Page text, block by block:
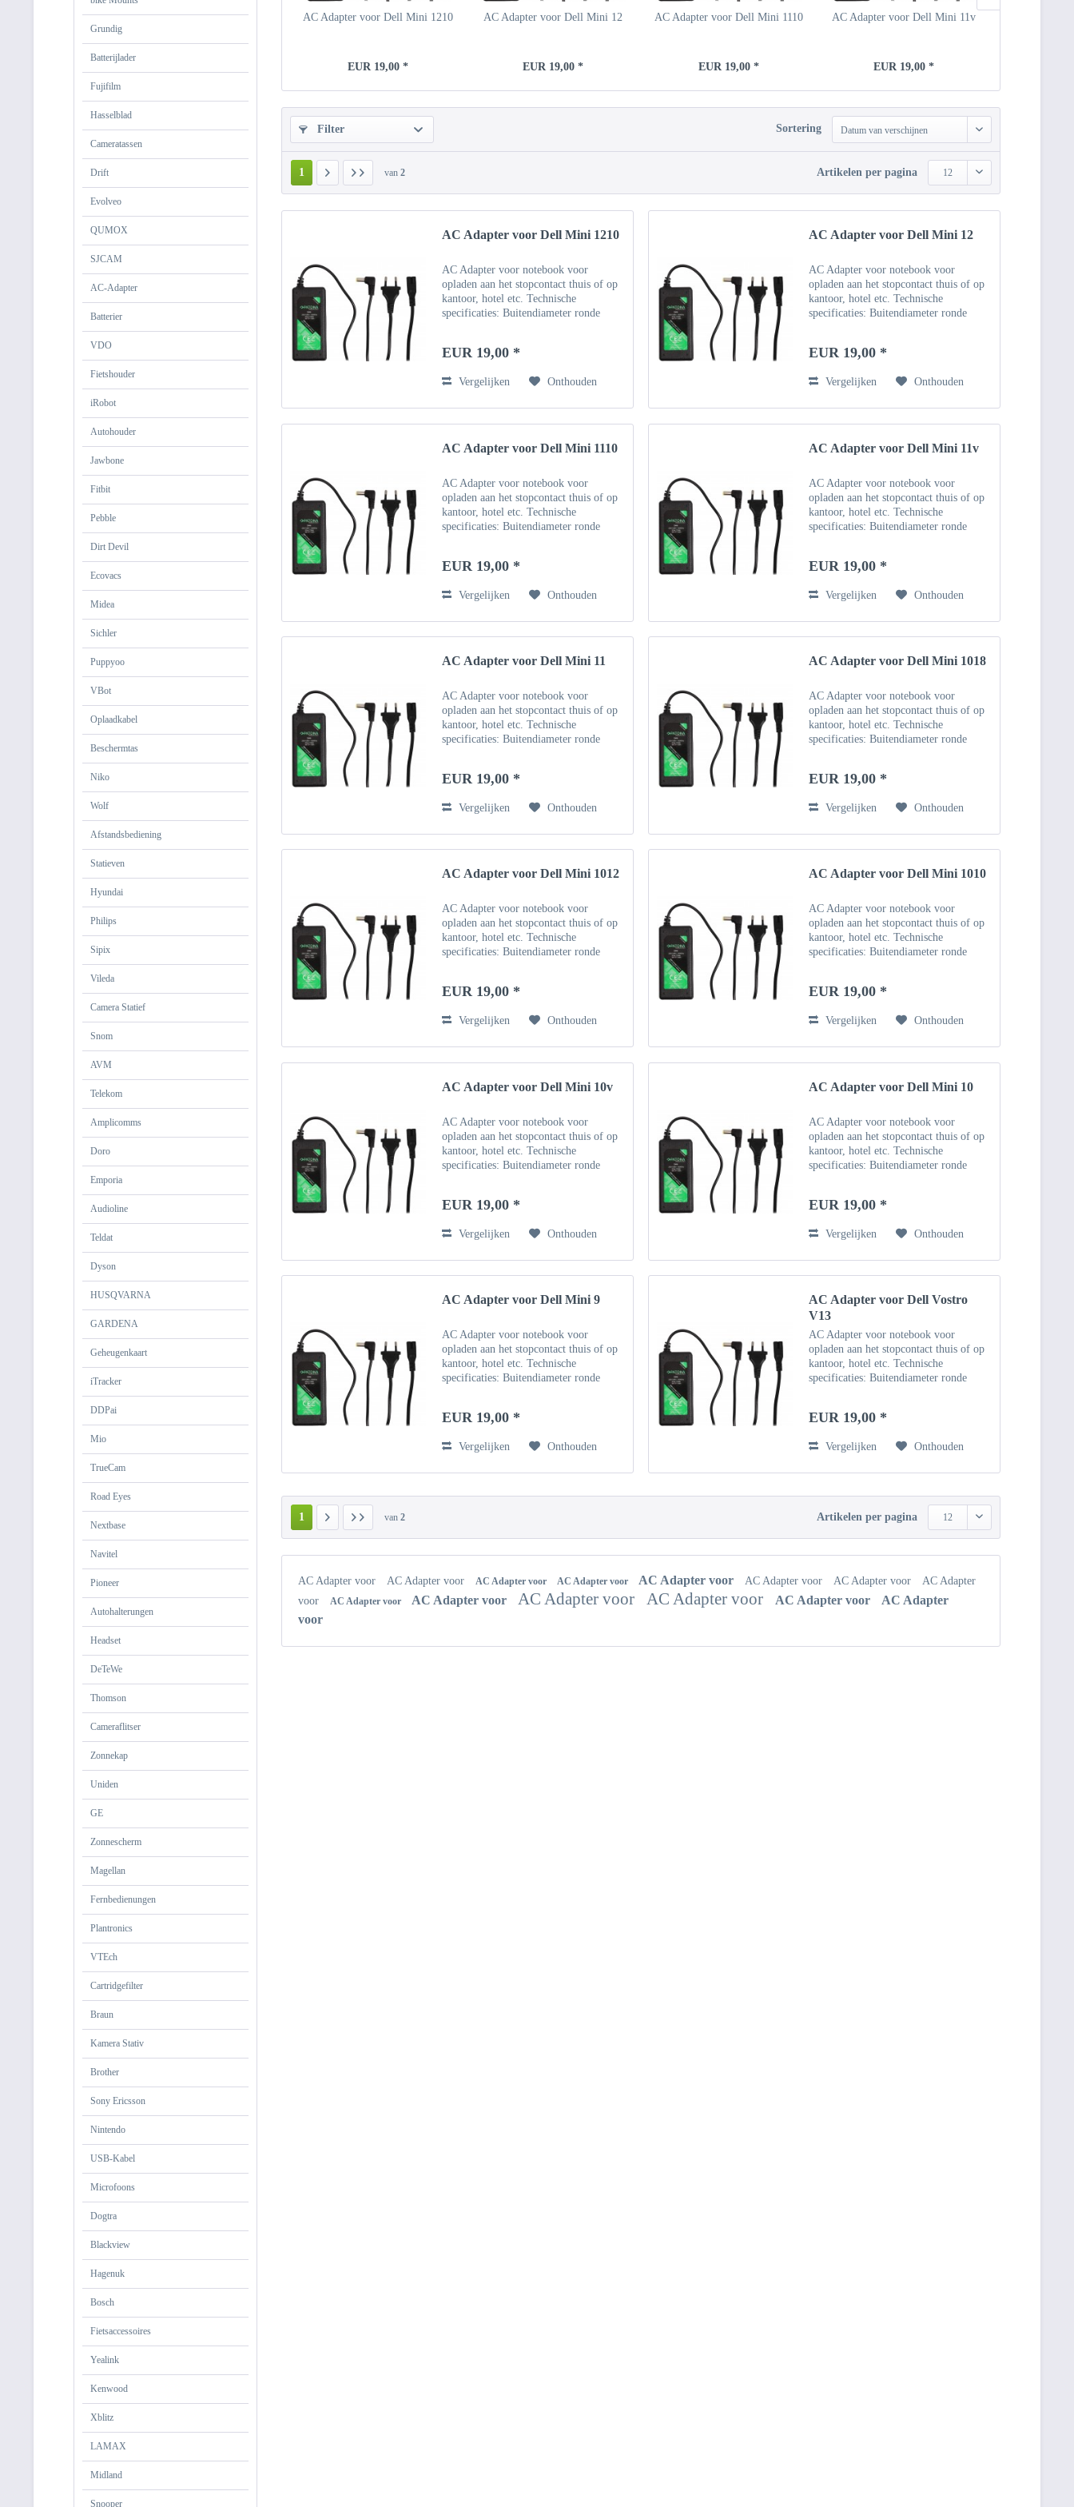
Grundig
Batterijlader
Fujifilm
Hasselblad
Cameratassen
Drift
Evolveo
QUMOX
SJCAM
AC-Adapter
Batterier
VDO
Fietshouder
iRobot
Autohouder
Jawbone
Fitbit
Pebble
Dirt Devil
Ecovacs
Midea
Sichler
Puppyoo
VBot
Oplaadkabel
Beschermtas
Niko
Wolf
Afstandsbediening
Statieven
Hyundai
Philips
Sipix
Vileda
Camera Statief
Snom
AVM
Telekom
Amplicomms
Doro
Emporia
Audioline
Teldat
Dyson
HUSQVARNA
GARDENA
Geheugenkaart
iTracker
DDPai
Mio
TrueCam
Road Eyes
Nextbase
Navitel
Pioneer
Autohalterungen
Headset
DeTeWe
Thomson
Cameraflitser
Zonnekap
Uniden
GE
Zonnescherm
Magellan
Fernbedienungen
Plantronics
VTEch
Cartridgefilter
Braun
Kamera Stativ
Brother
Sony Ericsson
Nintendo
USB-Kabel
Microfoons
Dogtra
Blackview
Hagenuk
Bosch
Fietsaccessoires
Yealink
Kenwood
Xblitz
LAMAX
Midland
Snooper
AC Adapter voor Dell Mini 1210
EUR 19,00 *
AC Adapter voor Dell Mini 12
EUR 19,00 *
AC Adapter voor Dell Mini 1110
EUR 19,00 *
AC Adapter voor Dell Mini 11v
EUR 19,00 *
Filter Sortering Datum van verschijnen
1 van 2 Artikelen per pagina 12
AC Adapter voor Dell Mini 1210
AC Adapter voor notebook voor
opladen aan het stopcontact thuis of op
kantoor, hotel etc. Technische
specificaties: Buitendiameter ronde
Uitgang: 19V Vermogen: 1.58A /...
EUR 19,00 *
Vergelijken Onthouden
AC Adapter voor Dell Mini 12
AC Adapter voor notebook voor
opladen aan het stopcontact thuis of op
kantoor, hotel etc. Technische
specificaties: Buitendiameter ronde
Uitgang: 19V Vermogen: 1.58A /...
EUR 19,00 *
Vergelijken Onthouden
AC Adapter voor Dell Mini 1110
AC Adapter voor notebook voor
opladen aan het stopcontact thuis of op
kantoor, hotel etc. Technische
specificaties: Buitendiameter ronde
Uitgang: 19V Vermogen: 1.58A /...
EUR 19,00 *
Vergelijken Onthouden
AC Adapter voor Dell Mini 11v
AC Adapter voor notebook voor
opladen aan het stopcontact thuis of op
kantoor, hotel etc. Technische
specificaties: Buitendiameter ronde
Uitgang: 19V Vermogen: 1.58A /...
EUR 19,00 *
Vergelijken Onthouden
AC Adapter voor Dell Mini 11
AC Adapter voor notebook voor
opladen aan het stopcontact thuis of op
kantoor, hotel etc. Technische
specificaties: Buitendiameter ronde
Uitgang: 19V Vermogen: 1.58A /...
EUR 19,00 *
Vergelijken Onthouden
AC Adapter voor Dell Mini 1018
AC Adapter voor notebook voor
opladen aan het stopcontact thuis of op
kantoor, hotel etc. Technische
specificaties: Buitendiameter ronde
Uitgang: 19V Vermogen: 1.58A /...
EUR 19,00 *
Vergelijken Onthouden
AC Adapter voor Dell Mini 1012
AC Adapter voor notebook voor
opladen aan het stopcontact thuis of op
kantoor, hotel etc. Technische
specificaties: Buitendiameter ronde
Uitgang: 19V Vermogen: 1.58A /...
EUR 19,00 *
Vergelijken Onthouden
AC Adapter voor Dell Mini 1010
AC Adapter voor notebook voor
opladen aan het stopcontact thuis of op
kantoor, hotel etc. Technische
specificaties: Buitendiameter ronde
Uitgang: 19V Vermogen: 1.58A /...
EUR 19,00 *
Vergelijken Onthouden
AC Adapter voor Dell Mini 10v
AC Adapter voor notebook voor
opladen aan het stopcontact thuis of op
kantoor, hotel etc. Technische
specificaties: Buitendiameter ronde
Uitgang: 19V Vermogen: 1.58A /...
EUR 19,00 *
Vergelijken Onthouden
AC Adapter voor Dell Mini 10
AC Adapter voor notebook voor
opladen aan het stopcontact thuis of op
kantoor, hotel etc. Technische
specificaties: Buitendiameter ronde
Uitgang: 19V Vermogen: 1.58A /...
EUR 19,00 *
Vergelijken Onthouden
AC Adapter voor Dell Mini 9
AC Adapter voor notebook voor
opladen aan het stopcontact thuis of op
kantoor, hotel etc. Technische
specificaties: Buitendiameter ronde
Uitgang: 19V Vermogen: 1.58A /...
EUR 19,00 *
Vergelijken Onthouden
AC Adapter voor Dell Vostro
V13
AC Adapter voor notebook voor
opladen aan het stopcontact thuis of op
kantoor, hotel etc. Technische
specificaties: Buitendiameter ronde
Uitgang: 19V Vermogen: 1.58A /...
EUR 19,00 *
Vergelijken Onthouden
1 van 2 Artikelen per pagina 12
AC Adapter voor AC Adapter voor AC Adapter voor AC Adapter voor AC Adapter voor AC Adapter voor AC Adapter voor
AC Adapter
voor
AC Adapter voor AC Adapter voor AC Adapter voor AC Adapter voor AC Adapter voor
AC Adapter
voor